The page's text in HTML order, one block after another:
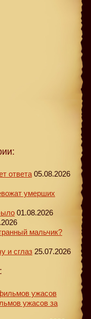
ответа 05.08.2026
умерших
01.08.2026
мальчик?
и сглаз 25.07.2026
ужасов
ужасов за